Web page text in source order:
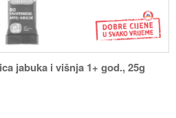
jabuka i višnja 1+ god., 25g